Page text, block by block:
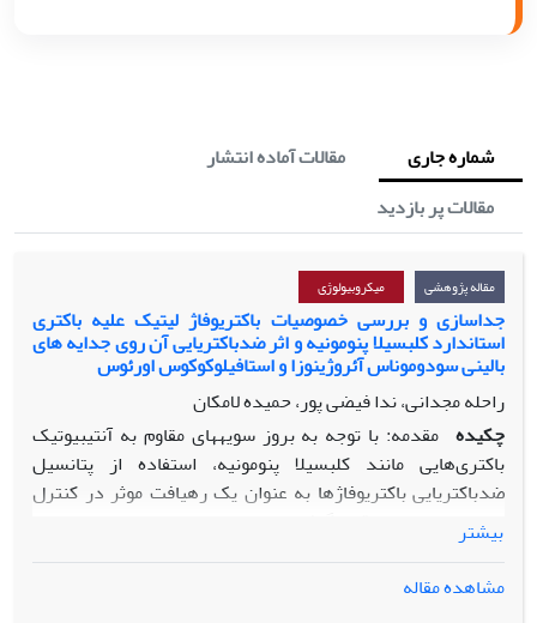
شماره جاری
مقالات آماده انتشار
مقالات پر بازدید
مقاله پژوهشی میکروبیولوژی
جداسازی و بررسی خصوصیات باکتریوفاژ لیتیک علیه باکتری
استاندارد کلبسیلا پنومونیه و اثر ضدباکتریایی آن روی جدایه های
بالینی سودوموناس آئروژینوزا و استافیلوکوکوس اورئوس
راحله مجدانی، ندا فیضی پور، حمیده لامکان
چکیده مقدمه: با توجه به بروز سویه­های مقاوم به آنتی­بیوتیک
باکتری‌هایی مانند کلبسیلا پنومونیه، استفاده از پتانسیل
ضدباکتریایی باکتریوفاژها به­ عنوان یک رهیافت­ موثر در کنترل
عفونت­ها مورد توجه قرار گرفته است.
مواد و روش­ها: پس از جداسازی باکتریوفاژ لیتیک (
بیشتر
مشاهده مقاله